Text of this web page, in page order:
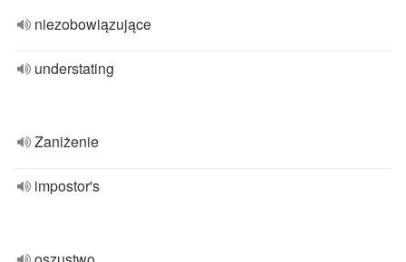
niezobowiązujące
understating
Zaniżenie
impostor's